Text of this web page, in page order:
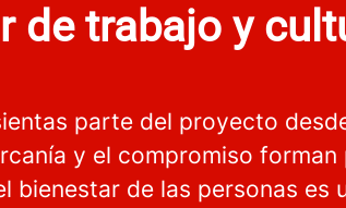
de trabajo y
parte del proyecto
y el compromiso
bienestar de las personas es